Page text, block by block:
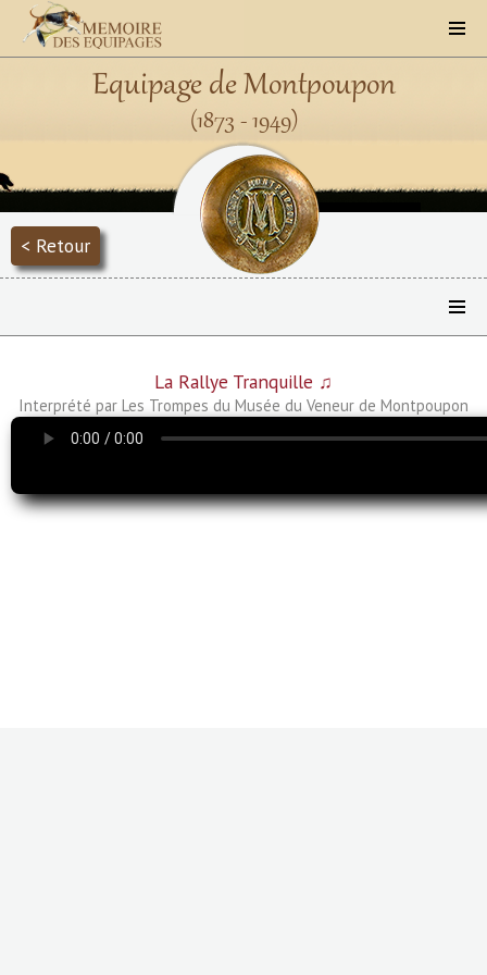
Equipage de Montpoupon
(1873 - 1949)
< Retour
La Rallye Tranquille ♫
Interprété par Les Trompes du Musée du Veneur de Montpoupon